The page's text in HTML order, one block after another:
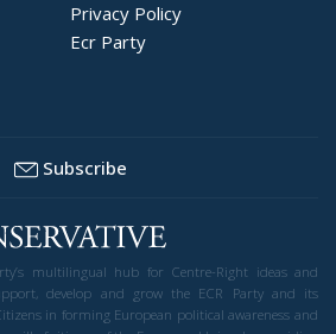
Privacy Policy
Ecr Party
Subscribe
multilingual hub for Centre-Right ideas and
develop and grow the ECR Party and its
in forming European political awareness and